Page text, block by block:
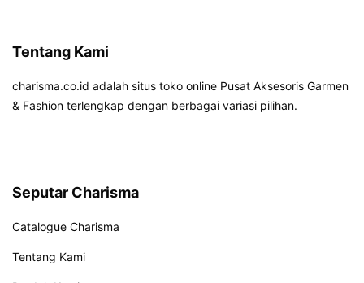
Tentang Kami
charisma.co.id adalah situs toko online Pusat Aksesoris Garmen
& Fashion terlengkap dengan berbagai variasi pilihan.
Seputar Charisma
Catalogue Charisma
Tentang Kami